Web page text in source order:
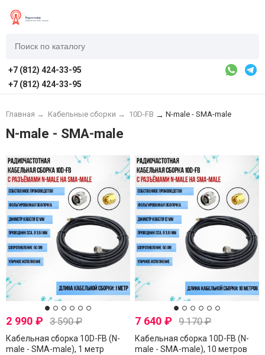
+7 (812) 424-33-95
+7 (812) 424-33-95
Главная → Кабельные сборки → 10D-FB → N-male - SMA-male
N-male - SMA-male
2 990 ₽ 3 590₽
Кабельная сборка 10D-FB (N-
male - SMA-male), 1 метр
7 640₽ 9 170₽
Кабельная сборка 10D-FB (N-
male - SMA-male), 10 метров